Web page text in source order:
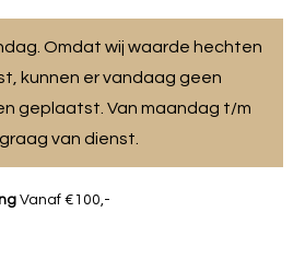
Omdat wij waarde hechten
kunnen er vandaag geen
geplaatst. Van maandag t/m
van dienst.
Vanaf €100,-